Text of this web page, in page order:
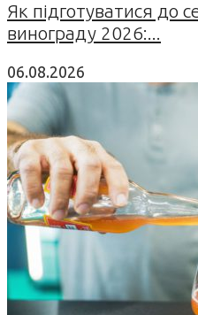
Як підготуватися до
винограду 2026:...
06.08.2026